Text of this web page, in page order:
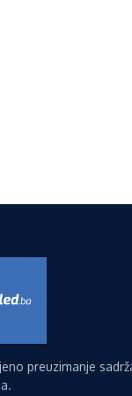
preuzimanje